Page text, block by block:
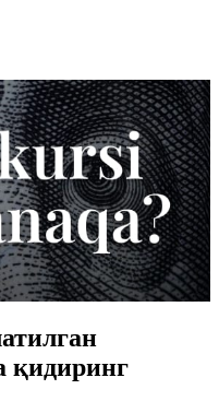
қидиринг